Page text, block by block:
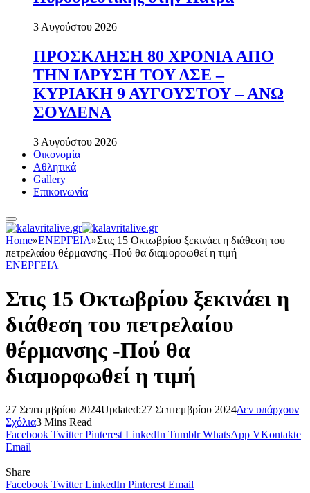
3 Αυγούστου 2026
ΠΡΟΣΚΛΗΣΗ 80 ΧΡΟΝΙΑ ΑΠΟ
ΤΗΝ ΙΔΡΥΣΗ ΤΟΥ ΔΣΕ –
ΚΥΡΙΑΚΗ 9 ΑΥΓΟΥΣΤΟΥ – ΑΝΩ
ΣΟΥΔΕΝΑ
3 Αυγούστου 2026
Οικονομία
Αθλητικά
Gallery
Επικοινωνία
Home»ΕΝΕΡΓΕΙΑ»Στις 15 Οκτωβρίου ξεκινάει η διάθεση του
πετρελαίου θέρμανσης -Πού θα διαμορφωθεί η τιμή
ΕΝΕΡΓΕΙΑ
Στις 15 Οκτωβρίου ξεκινάει η
διάθεση του πετρελαίου
θέρμανσης -Πού θα
διαμορφωθεί η τιμή
27 Σεπτεμβρίου 2024Updated:27 Σεπτεμβρίου 2024Δεν υπάρχουν
Σχόλια3 Mins Read
Facebook Twitter Pinterest LinkedIn Tumblr WhatsApp VKontakte
Email
Share
Facebook Twitter LinkedIn Pinterest Email